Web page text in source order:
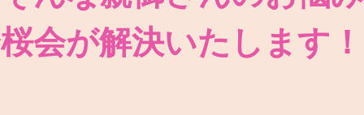
会が解決いたします！